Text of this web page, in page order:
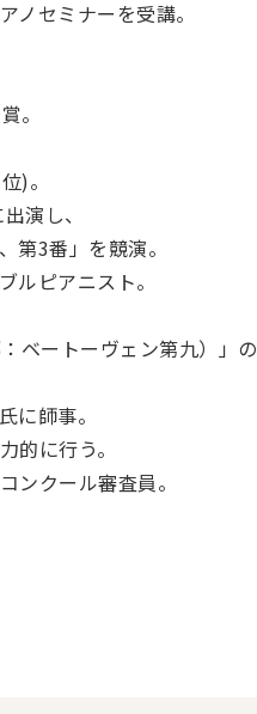
ノセミナーを受講。
。
)。
演し、
第3番」を競演。
ルピアニスト。
ベートーヴェン第九）」の
に師事。
的に行う。
ンクール審査員。